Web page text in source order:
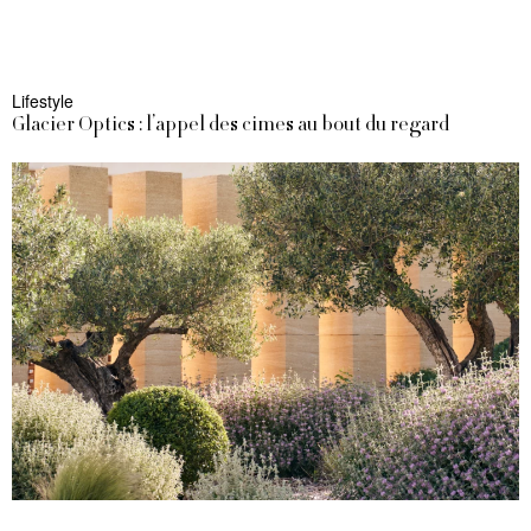
Lifestyle
Glacier Optics : l’appel des cimes au bout du regard